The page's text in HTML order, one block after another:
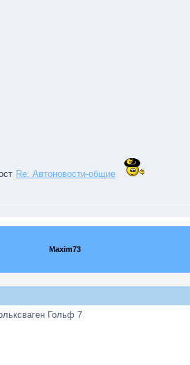
Re: Автоновости-общие
Maxim73
Гольф 7